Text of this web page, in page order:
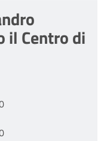
il Centro di